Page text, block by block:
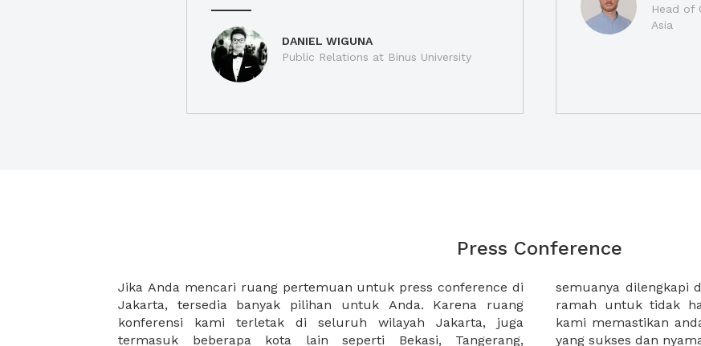
DANIEL WIGUNA
Public Relations at Binus University
Head of
Asia
Press Conference
Jika Anda mencari ruang pertemuan untuk press conference di
Jakarta, tersedia banyak pilihan untuk Anda. Karena ruang
konferensi kami terletak di seluruh wilayah Jakarta, juga
termasuk beberapa kota lain seperti Bekasi, Tangerang,
semuanya dilengkapi dengan fasilitas profesional, dan staf yang
ramah untuk tidak hanya menyambut anda dan tamu anda.
kami memastikan anda akan melangsungkan press conference
yang sukses dan